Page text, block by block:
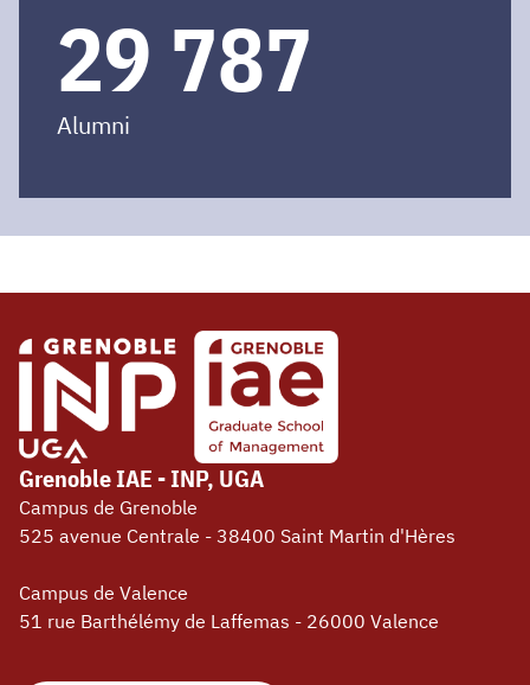
30 000
Alumni
Grenoble IAE - INP, UGA
Campus de Grenoble
525 avenue Centrale - 38400 Saint Martin d'Hères
Campus de Valence
51 rue Barthélémy de Laffemas - 26000 Valence